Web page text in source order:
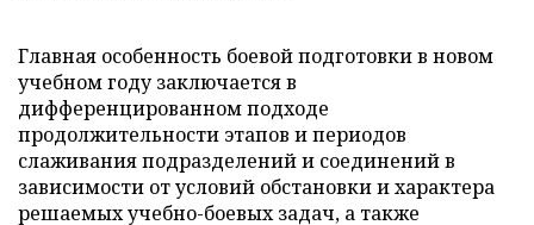
Главная особенность боевой подготовки в новом
учебном году заключается в
дифференцированном подходе
продолжительности этапов и периодов
слаживания подразделений и соединений в
зависимости от условий обстановки и характера
решаемых учебно-боевых задач, а также